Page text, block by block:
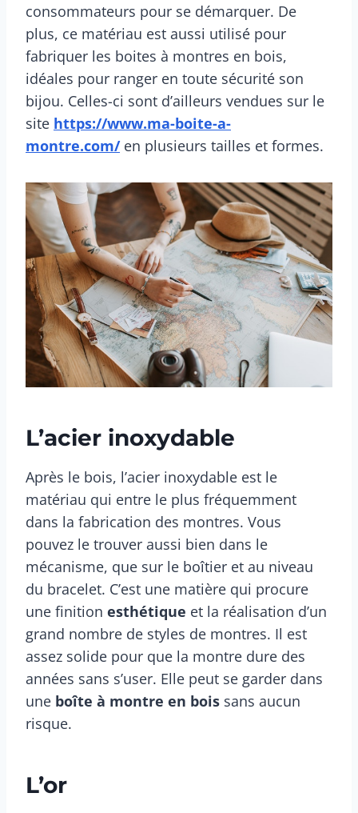
consommateurs pour se démarquer. De
plus, ce matériau est aussi utilisé pour
fabriquer les boites à montres en bois,
idéales pour ranger en toute sécurité son
bijou. Celles-ci sont d’ailleurs vendues sur le
site https://www.ma-boite-a-
montre.com/ en plusieurs tailles et formes.
L’acier inoxydable
Après le bois, l’acier inoxydable est le
matériau qui entre le plus fréquemment
dans la fabrication des montres. Vous
pouvez le trouver aussi bien dans le
mécanisme, que sur le boîtier et au niveau
du bracelet. C’est une matière qui procure
une finition esthétique et la réalisation d’un
grand nombre de styles de montres. Il est
assez solide pour que la montre dure des
années sans s’user. Elle peut se garder dans
une boîte à montre en bois sans aucun
risque.
L’or